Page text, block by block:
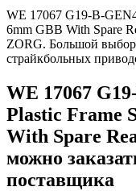
WE 17067 G19-B-
6mm GBB With Spare
ZORG. Большой выбор
страйкбольных
WE 17067
Plastic Frame
With Spare
можно
поставщика